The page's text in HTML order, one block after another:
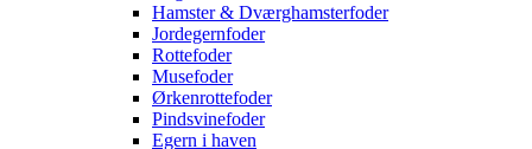
Hamster & Dværghamsterfoder
Jordegernfoder
Rottefoder
Musefoder
Ørkenrottefoder
Pindsvinefoder
Egern i haven